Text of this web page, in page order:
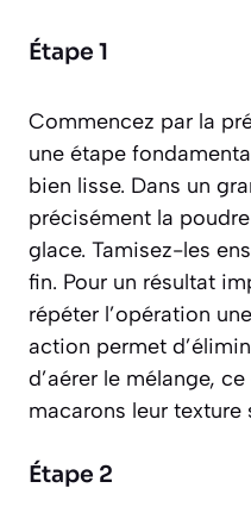
Étape 1
Commencez par la
une étape
bien lisse. Dans un
précisément la
glace. Tamisez-les
fin. Pour un résultat
répéter l’opération
action permet
d’aérer le mélange,
macarons leur texture
Étape 2